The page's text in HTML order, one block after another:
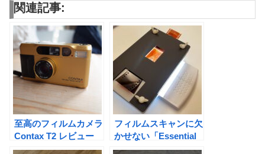
関連記事:
至高のフィルムカメラ
Contax T2 レビュー
フィルムスキャンに欠
かせない「Essential
Film Holder」のレビ